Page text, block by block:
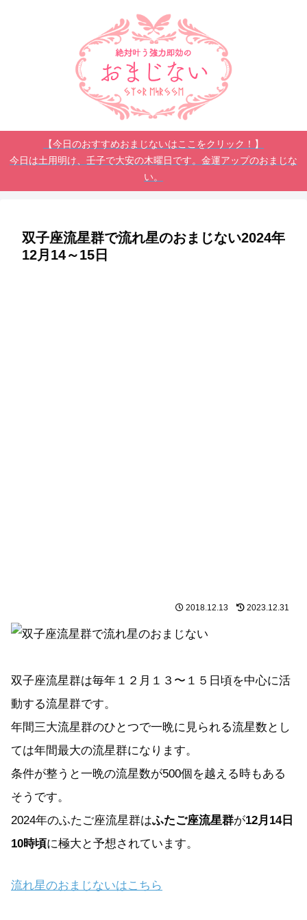
【今日のおすすめおまじないはここをクリック！】
今日は土用明け、壬子で大安の木曜日です。金運アップのおまじな
い。
双子座流星群で流れ星のおまじない2024年
12月14～15日
2018.12.13 2023.12.31
双子座流星群は毎年１２月１３〜１５日頃を中心に活
動する流星群です。
年間三大流星群のひとつで一晩に見られる流星数とし
ては年間最大の流星群になります。
条件が整うと一晩の流星数が500個を越える時もある
そうです。
2024年のふたご座流星群はふたご座流星群が12月14日
10時頃に極大と予想されています。
流れ星のおまじないはこちら